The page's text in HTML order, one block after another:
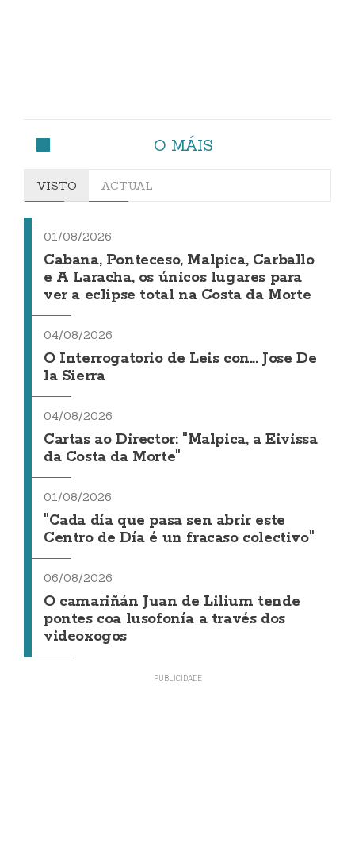
O MÁIS
VISTO ACTUAL
01/08/2026
Cabana, Ponteceso, Malpica, Carballo
e A Laracha, os únicos lugares para
ver a eclipse total na Costa da Morte
04/08/2026
O Interrogatorio de Leis con... Jose De
la Sierra
04/08/2026
Cartas ao Director: "Malpica, a Eivissa
da Costa da Morte"
01/08/2026
"Cada día que pasa sen abrir este
Centro de Día é un fracaso colectivo"
06/08/2026
O camariñán Juan de Lilium tende
pontes coa lusofonía a través dos
videoxogos